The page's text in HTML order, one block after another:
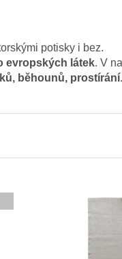
potisky i bez.
evropských látek. V
běhounů, prostírání